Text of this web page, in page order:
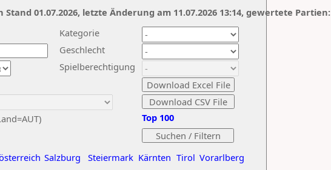
Kategorie
Geschlecht
Spielberechtigung
Salzburg Steiermark Kärnten Tirol Vorarlberg
Top 100
Stand 01.07.2026, letzte Änderung am 11.07.2026 13:14, gewertete Partien: